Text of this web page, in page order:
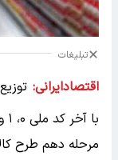
تبلیغات
اقتصادایرانی:
با آخر کد ملی ۰، ۱ و ۲ از امروز آغاز شد.
مرحله دهم طرح